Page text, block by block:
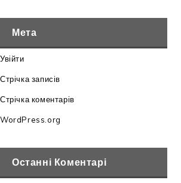
Мета
Увійти
Стрічка записів
Стрічка коментарів
WordPress.org
Останні Коментарі